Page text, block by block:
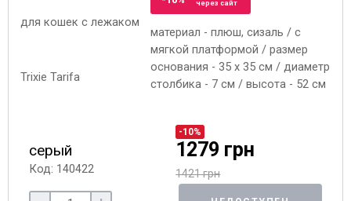
через сайт
материал - плюш, сизаль / с
мягкой платформой / размер
основания - 35 x 35 см / диаметр
столбика - 7 см / высота - 52 см
серый
Код: 140422
-10%
1279 грн
1421 грн